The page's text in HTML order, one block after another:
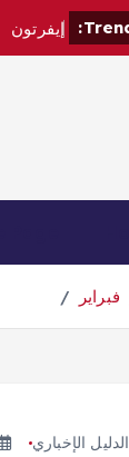
إيفر تون
فبراير
الدليل الإخباري